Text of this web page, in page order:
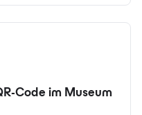
Code im Museum